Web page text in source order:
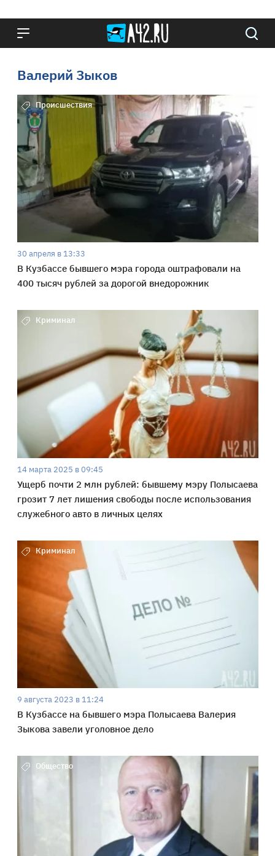
Валерий Зыков
Происшествия
30 апреля в 13:33
В Кузбассе бывшего мэра города оштрафовали на
400 тысяч рублей за дорогой внедорожник
Криминал
14 марта 2025 в 09:45
Ущерб почти 2 млн рублей: бывшему мэру Полысаева
грозит 7 лет лишения свободы после использования
служебного авто в личных целях
Криминал
9 августа 2023 в 11:24
В Кузбассе на бывшего мэра Полысаева Валерия
Зыкова завели уголовное дело
Общество